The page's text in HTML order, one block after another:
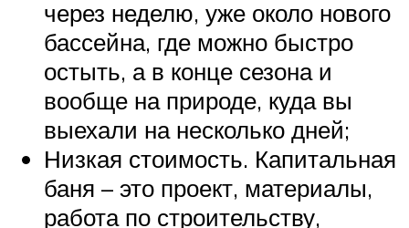
через неделю, уже около нового
бассейна, где можно быстро
остыть, а в конце сезона и
вообще на природе, куда вы
выехали на несколько дней;
Низкая стоимость. Капитальная
баня – это проект, материалы,
работа по строительству,